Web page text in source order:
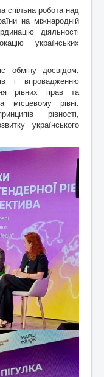
спільна робота над
на міжнародній
діяльності
українських
досвідом,
і впровадженню
рівних прав та
місцевому рівні.
рівності,
українського